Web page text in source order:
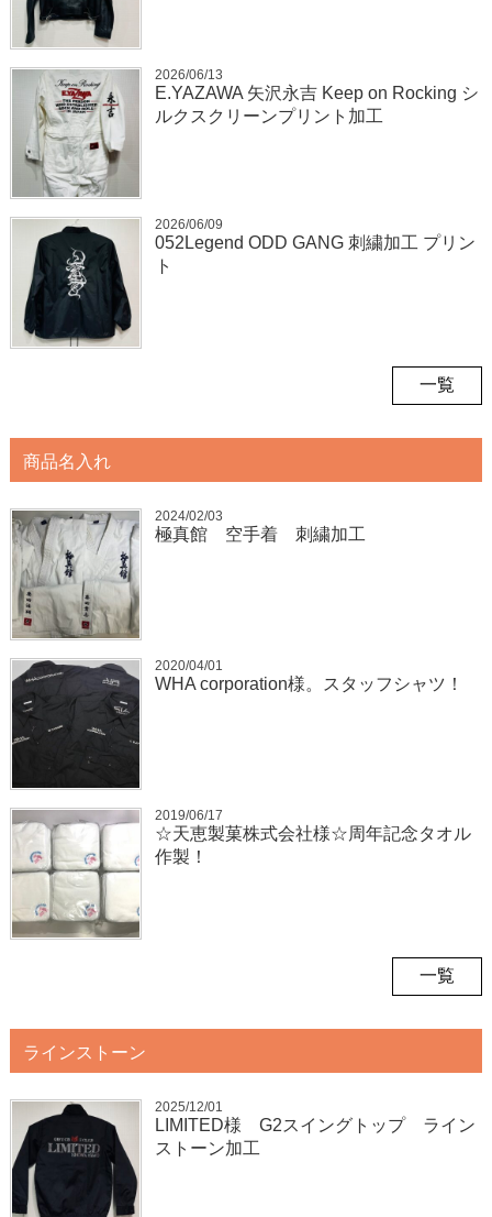
2026/06/13
E.YAZAWA 矢沢永吉 Keep on Rocking シ
ルクスクリーンプリント加工
2026/06/09
052Legend ODD GANG 刺繍加工 プリン
ト
一覧
商品名入れ
2024/02/03
極真館 空手着 刺繍加工
2020/04/01
WHA corporation様。スタッフシャツ！
2019/06/17
☆天恵製菓株式会社様☆周年記念タオル
作製！
一覧
ラインストーン
2025/12/01
LIMITED様 G2スイングトップ ライン
ストーン加工